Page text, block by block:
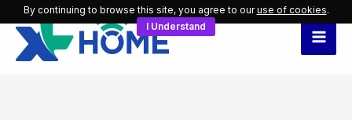
Skip
content
By continuing to browse this site, you agree to ouruse of cookies.
I Understand